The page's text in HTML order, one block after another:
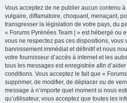
Vous acceptez de ne publier aucun contenu
vulgaire, diffamatoire, choquant, menaçant,
transgresser la législation de votre pays, du
« Forums Pyrénées Team | » est hébergé ou
vous ne respectez pas ces dispositions, vous
bannissement immédiat et définitif et nous
votre fournisseur d’accès à internet et les
tous les messages est enregistrée afin
conditions. Vous acceptez le fait que «
supprimer, de modifier, de déplacer ou de
message à n’importe quel moment si nous
qu’utilisateur, vous acceptez que toutes les